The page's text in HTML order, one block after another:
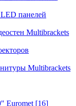
панелей
Multibrackets
Multibrackets
Euromet [16]